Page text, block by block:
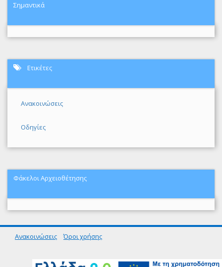
Σημαντικά
Ετικέτες
Ανακοινώσεις
Οδηγίες
Φάκελοι Αρχειοθέτησης
Ανακοινώσεις Όροι χρήσης